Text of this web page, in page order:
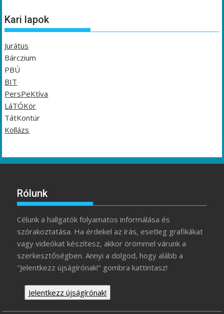
Kari lapok
Jurátus
Bárczium
PBÚ
BIT
PersPeKtíva
LáTÓKör
TátKontúr
Kollázs
Rólunk
Célunk a hallgatók folyamatos informálása és
szórakoztatása. Ha érdekel az írás, esetleg grafikákat
vagy videókat készítesz, akkor örömmel várunk a
szerkesztőségben. Annyi a dolgod, hogy alább a
"Jelentkezz újságírónak!" gombra kattintasz!
Jelentkezz újságírónak!